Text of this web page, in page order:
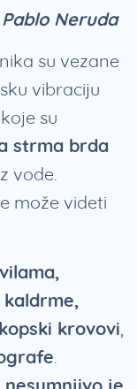
Neruda
su vezane
vibraciju
su
strma brda
vode.
može videti
kaldrme,
krovovi,
.